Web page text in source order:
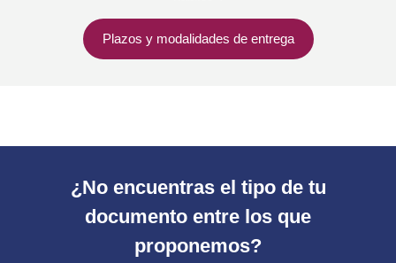
Plazos y modalidades de entrega
¿No encuentras el tipo de tu
documento entre los que
proponemos?